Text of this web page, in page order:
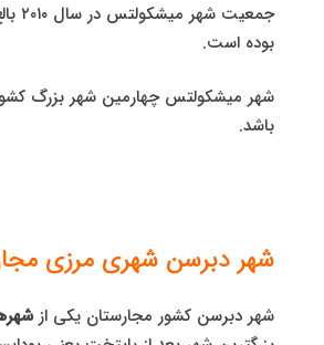
بوده است.
شهر میشکولتس چهارمین شهر بزرگ
باشد.
شهر دبرسن شهری مرزی
شهر دبرسن کشور مجارستان یکی از